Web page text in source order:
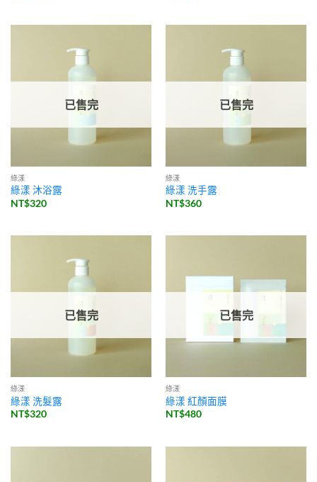
已售完
綠漾
綠漾 沐浴露
NT$320
已售完
綠漾
綠漾 洗手露
NT$360
已售完
綠漾
綠漾 洗髮露
NT$320
已售完
綠漾
綠漾 紅顏面膜
NT$480